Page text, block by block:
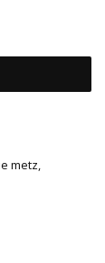
metz,